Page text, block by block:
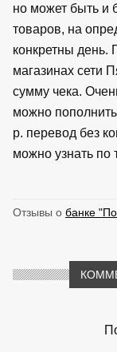
но может быть и
товаров, на
конкретны день.
магазинах сети
сумму чека.
можно пополнить
р. перевод без
можно узнать по
Отзывы о банке